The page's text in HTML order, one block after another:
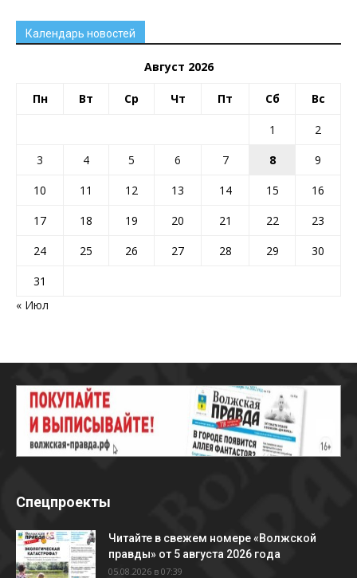
Календарь новостей
Август 2026
Пн Вт Ср Чт Пт Сб Вс
1
2
3
4 5 6 7 8
9
10
11 12 13 14 15
16
17
18 19 20 21 22
23
24
25 26 27 28 29
30
31
« Июл
Спецпроекты
Читайте в свежем номере «Волжской
правды» от 5 августа 2026 года
05.08.2026 в 07:39